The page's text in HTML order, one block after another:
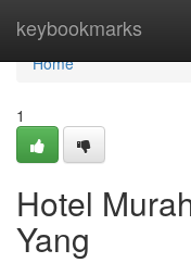
keybookmarks
Home
Home
1
Hotel
Yang